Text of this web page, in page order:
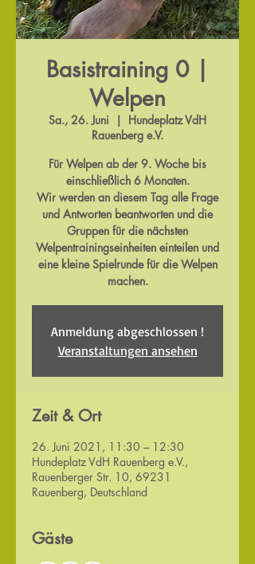
Basistraining 0 |
Welpen
Sa., 26. Juni
  |
Hundeplatz VdH
Rauenberg e.V.
Für Welpen ab der 9. Woche bis
einschließlich 6 Monaten.
Wir werden an diesem Tag alle Frage
und Antworten beantworten und die
Gruppen für die nächsten
Welpentrainingseinheiten einteilen und
eine kleine Spielrunde für die Welpen
machen.
Anmeldung abgeschlossen !
Veranstaltungen ansehen
Zeit & Ort
26. Juni 2021, 11:30 – 12:30
Hundeplatz VdH Rauenberg e.V.,
Rauenberger Str. 10, 69231
Rauenberg, Deutschland
Gäste